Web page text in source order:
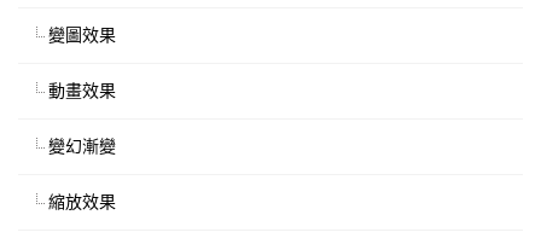
變圖效果
動畫效果
變幻漸變
縮放效果